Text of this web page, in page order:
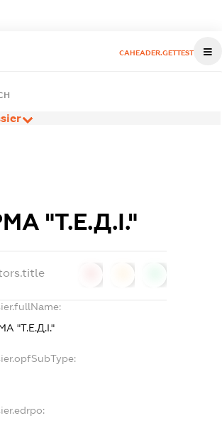
CAHEADER.GETTEST
"Т.Е.Д.І."
"Т.Е.Д.І."